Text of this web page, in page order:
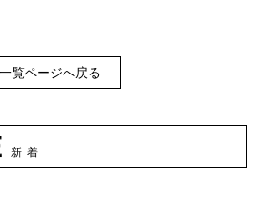
一覧ページへ戻る
新 着